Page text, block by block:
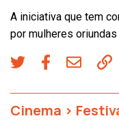
A iniciativa que tem
por mulheres
Cinema >